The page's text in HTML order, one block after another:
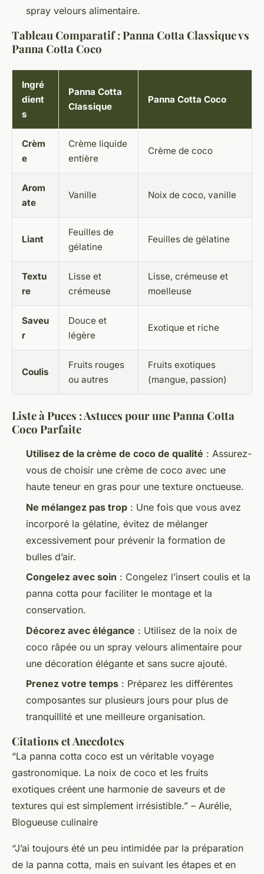
spray velours alimentaire.
Tableau Comparatif : Panna Cotta Classique vs
Panna Cotta Coco
Ingré
dient
s
Panna Cotta
Classique
Panna Cotta Coco
Crèm
e
Crème liquide
entière
Crème de coco
Arom
ate
Vanille Noix de coco, vanille
Liant
Feuilles de
gélatine
Feuilles de gélatine
Textu
re
Lisse et
crémeuse
Lisse, crémeuse et
moelleuse
Saveu
r
Douce et
légère
Exotique et riche
Coulis
Fruits rouges
ou autres
Fruits exotiques
(mangue, passion)
Liste à Puces : Astuces pour une Panna Cotta
Coco Parfaite
Utilisez de la crème de coco de qualité : Assurez-
vous de choisir une crème de coco avec une
haute teneur en gras pour une texture onctueuse.
Ne mélangez pas trop : Une fois que vous avez
incorporé la gélatine, évitez de mélanger
excessivement pour prévenir la formation de
bulles d’air.
Congelez avec soin : Congelez l’insert coulis et la
panna cotta pour faciliter le montage et la
conservation.
Décorez avec élégance : Utilisez de la noix de
coco râpée ou un spray velours alimentaire pour
une décoration élégante et sans sucre ajouté.
Prenez votre temps : Préparez les différentes
composantes sur plusieurs jours pour plus de
tranquillité et une meilleure organisation.
Citations et Anecdotes
“La panna cotta coco est un véritable voyage
gastronomique. La noix de coco et les fruits
exotiques créent une harmonie de saveurs et de
textures qui est simplement irrésistible.” – Aurélie,
Blogueuse culinaire
“J’ai toujours été un peu intimidée par la préparation
de la panna cotta, mais en suivant les étapes et en